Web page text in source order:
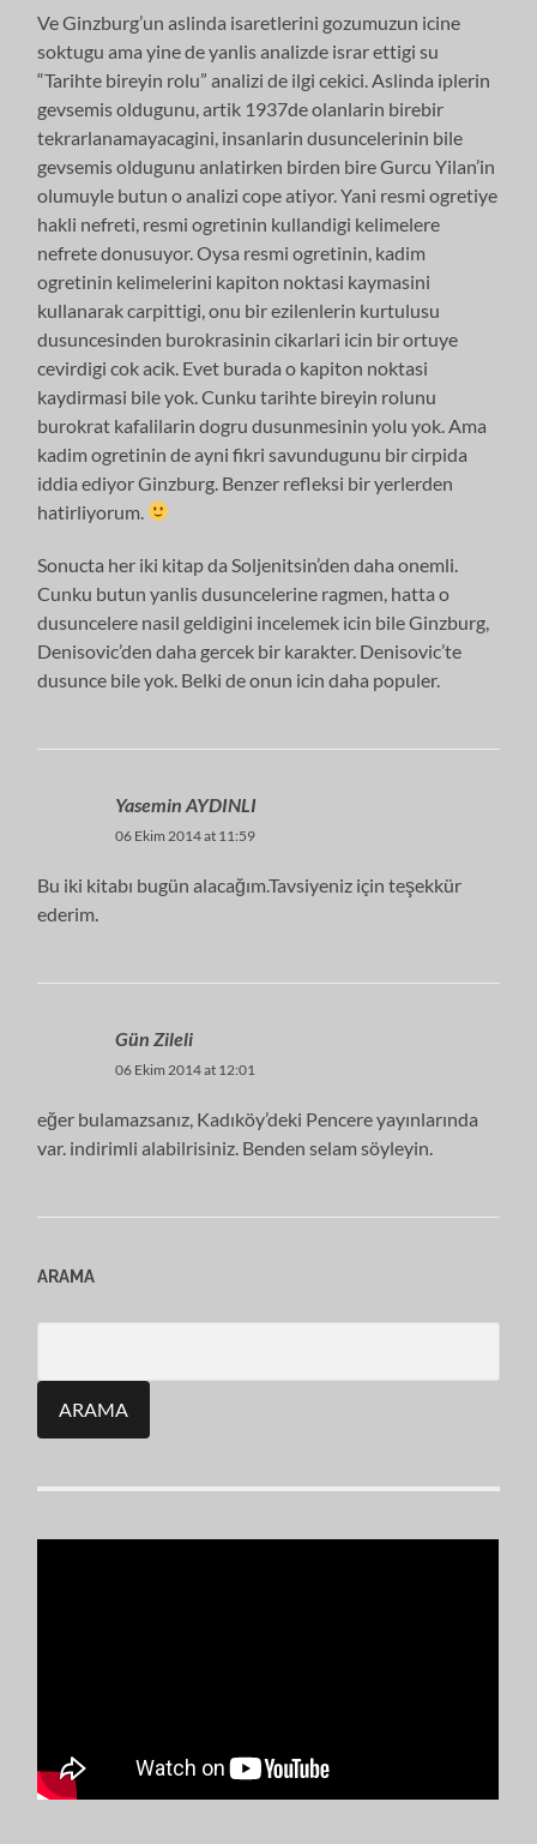
Ve Ginzburg’un aslinda isaretlerini gozumuzun icine
soktugu ama yine de yanlis analizde israr ettigi su
“Tarihte bireyin rolu” analizi de ilgi cekici. Aslinda iplerin
gevsemis oldugunu, artik 1937de olanlarin birebir
tekrarlanamayacagini, insanlarin dusuncelerinin bile
gevsemis oldugunu anlatirken birden bire Gurcu Yilan’in
olumuyle butun o analizi cope atiyor. Yani resmi ogretiye
hakli nefreti, resmi ogretinin kullandigi kelimelere
nefrete donusuyor. Oysa resmi ogretinin, kadim
ogretinin kelimelerini kapiton noktasi kaymasini
kullanarak carpittigi, onu bir ezilenlerin kurtulusu
dusuncesinden burokrasinin cikarlari icin bir ortuye
cevirdigi cok acik. Evet burada o kapiton noktasi
kaydirmasi bile yok. Cunku tarihte bireyin rolunu
burokrat kafalilarin dogru dusunmesinin yolu yok. Ama
kadim ogretinin de ayni fikri savundugunu bir cirpida
iddia ediyor Ginzburg. Benzer refleksi bir yerlerden
hatirliyorum.
Sonucta her iki kitap da Soljenitsin’den daha onemli.
Cunku butun yanlis dusuncelerine ragmen, hatta o
dusuncelere nasil geldigini incelemek icin bile Ginzburg,
Denisovic’den daha gercek bir karakter. Denisovic’te
dusunce bile yok. Belki de onun icin daha populer.
Yasemin AYDINLI
06 Ekim 2014 at 11:59
Bu iki kitabı bugün alacağım.Tavsiyeniz için teşekkür
ederim.
Gün Zileli
06 Ekim 2014 at 12:01
eğer bulamazsanız, Kadıköy’deki Pencere yayınlarında
var. indirimli alabilrisiniz. Benden selam söyleyin.
ARAMA